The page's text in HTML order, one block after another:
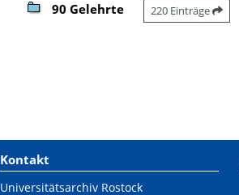
90 Gelehrte 220 Einträge
Kontakt
Universitätsarchiv Rostock